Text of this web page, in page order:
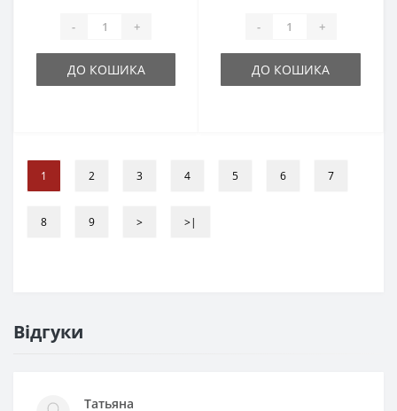
- +
ДО КОШИКА
- +
ДО КОШИКА
1 2 3 4 5 6 7
8 9 > >|
Відгуки
Татьяна